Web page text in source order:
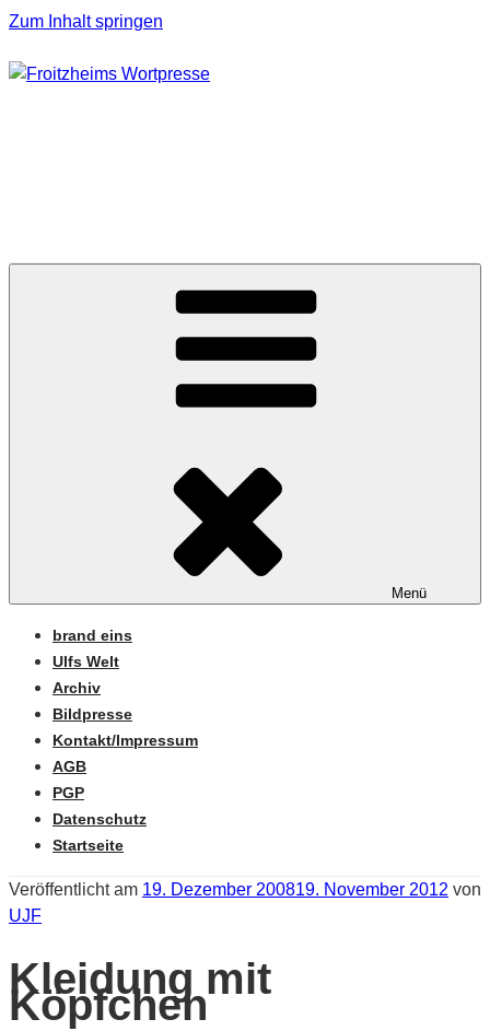
Zum Inhalt springen
Menü
brand eins
Ulfs Welt
Archiv
Bildpresse
Kontakt/Impressum
AGB
PGP
Datenschutz
Startseite
Veröffentlicht am 19. Dezember 200819. November 2012 von
UJF
Kleidung mit
Köpfchen